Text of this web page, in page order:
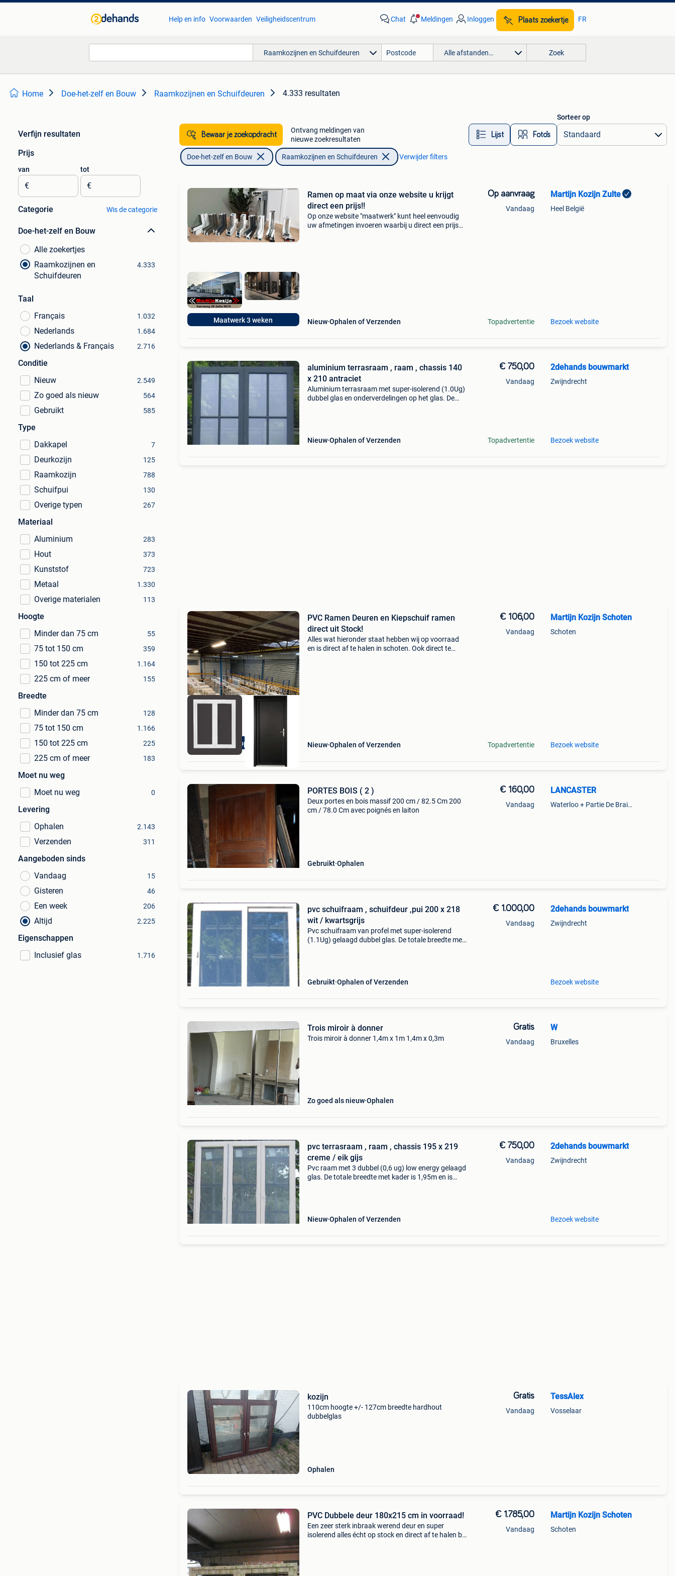
Help en info Voorwaarden Veiligheidscentrum Chat Meldingen Inloggen Plaats zoekertje FR
Raamkozijnen en Schuifdeuren Alle afstanden… Zoek
Home Doe-het-zelf en Bouw Raamkozijnen en Schuifdeuren 4.333 resultaten
Verfijn resultaten
Prijs
van
€
tot
€
Categorie Wis de categorie
Doe-het-zelf en Bouw
Alle zoekertjes
Raamkozijnen en
Schuifdeuren
4.333
Taal
Français
1.032
Nederlands 1.684
Nederlands & Français 2.716
Conditie
Nieuw
2.549
Zo goed als nieuw 564
Gebruikt 585
Type
Dakkapel
7
Deurkozijn 125
Raamkozijn 788
Schuifpui 130
Overige typen 267
Materiaal
Aluminium
283
Hout 373
Kunststof 723
Metaal 1.330
Overige materialen 113
Hoogte
Minder dan 75 cm
55
75 tot 150 cm 359
150 tot 225 cm 1.164
225 cm of meer 155
Breedte
Minder dan 75 cm
128
75 tot 150 cm 1.166
150 tot 225 cm 225
225 cm of meer 183
Moet nu weg
Moet nu weg
0
Levering
Ophalen
2.143
Verzenden 311
Aangeboden sinds
Vandaag
15
Gisteren 46
Een week 206
Altijd 2.225
Eigenschappen
Inclusief glas
1.716
Bewaar je zoekopdracht
Ontvang meldingen van
nieuwe zoekresultaten
Lijst Foto’s
Sorteer op
Doe-het-zelf en Bouw Raamkozijnen en Schuifdeuren Verwijder filters
Maatwerk 3 weken
Ramen op maat via onze website u krijgt
direct een prijs!!
Op onze website "maatwerk" kunt heel eenvoudig
uw afmetingen invoeren waarbij u direct een prijs
Nieuw Ophalen of Verzenden
Op aanvraag
Vandaag
Topadvertentie
Martijn Kozijn Zulte
Heel België
Bezoek website
aluminium terrasraam , raam , chassis 140
x 210 antraciet
Aluminium terrasraam met super-isolerend (1.0Ug)
dubbel glas en onderverdelingen op het glas. De
Nieuw Ophalen of Verzenden
€ 750,00
Vandaag
Topadvertentie
2dehands bouwmarkt
Zwijndrecht
Bezoek website
+1000 op Stock!
PVC Ramen Deuren en Kiepschuif ramen
direct uit Stock!
Alles wat hieronder staat hebben wij op voorraad
en is direct af te halen in schoten. Ook direct te
Nieuw Ophalen of Verzenden
€ 106,00
Vandaag
Topadvertentie
Martijn Kozijn Schoten
Schoten
Bezoek website
PORTES BOIS ( 2 )
Deux portes en bois massif 200 cm / 82.5 Cm 200
cm / 78.0 Cm avec poignés en laiton
Gebruikt Ophalen
€ 160,00
Vandaag
LANCASTER
Waterloo + Partie De Braine-L'Alleud, De Ohain
pvc schuifraam , schuifdeur ,pui 200 x 218
wit / kwartsgrijs
Pvc schuifraam van profel met super-isolerend
(1.1Ug) gelaagd dubbel glas. De totale breedte met
Gebruikt Ophalen of Verzenden
€ 1.000,00
Vandaag
2dehands bouwmarkt
Zwijndrecht
Bezoek website
Trois miroir à donner
Trois miroir à donner 1,4m x 1m 1,4m x 0,3m
Zo goed als nieuw Ophalen
Gratis
Vandaag
W
Bruxelles
pvc terrasraam , raam , chassis 195 x 219
creme / eik gijs
Pvc raam met 3 dubbel (0,6 ug) low energy gelaagd
glas. De totale breedte met kader is 1,95m en is
Nieuw Ophalen of Verzenden
€ 750,00
Vandaag
2dehands bouwmarkt
Zwijndrecht
Bezoek website
kozijn
110cm hoogte +/- 127cm breedte hardhout
dubbelglas
Ophalen
Gratis
Vandaag
TessAlex
Vosselaar
PVC Dubbele deur 180x215 cm in voorraad!
Een zeer sterk inbraak werend deur en super
isolerend alles écht op stock en direct af te halen bij
€ 1.785,00
Vandaag
Martijn Kozijn Schoten
Schoten